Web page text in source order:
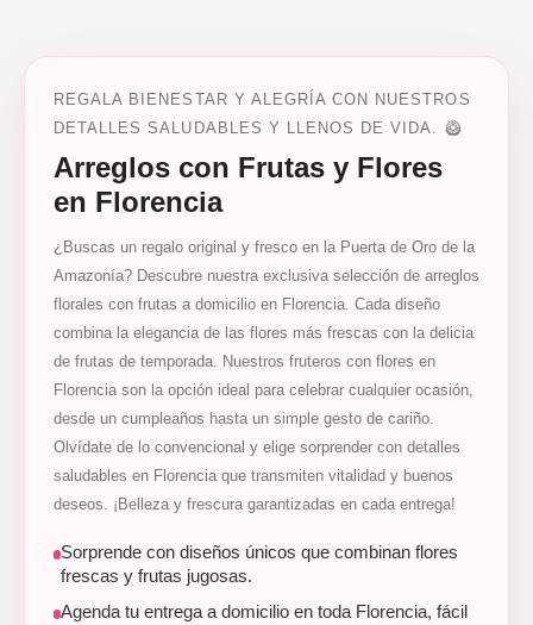
REGALA BIENESTAR Y ALEGRÍA CON NUESTROS
DETALLES SALUDABLES Y LLENOS DE VIDA. 🥝
Arreglos con Frutas y Flores
en Florencia
¿Buscas un regalo original y fresco en la Puerta de Oro de la
Amazonía? Descubre nuestra exclusiva selección de arreglos
florales con frutas a domicilio en Florencia. Cada diseño
combina la elegancia de las flores más frescas con la delicia
de frutas de temporada. Nuestros fruteros con flores en
Florencia son la opción ideal para celebrar cualquier ocasión,
desde un cumpleaños hasta un simple gesto de cariño.
Olvídate de lo convencional y elige sorprender con detalles
saludables en Florencia que transmiten vitalidad y buenos
deseos. ¡Belleza y frescura garantizadas en cada entrega!
Sorprende con diseños únicos que combinan flores
frescas y frutas jugosas.
Agenda tu entrega a domicilio en toda Florencia, fácil